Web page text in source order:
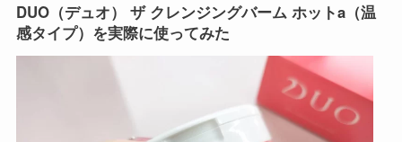
DUO（デュオ） ザ クレンジングバーム ホットa（温
感タイプ）を実際に使ってみた